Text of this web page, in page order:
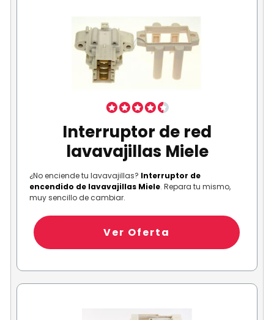
Interruptor de red
lavavajillas Miele
¿No enciende tu lavavajillas? Interruptor de
encendido de lavavajillas Miele. Repara tu mismo,
muy sencillo de cambiar.
Ver Oferta